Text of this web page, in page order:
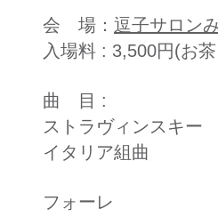
会 場： 逗子サロン
入場料 : 3,500円(お
曲 目 :
ストラヴィンスキー
イタリア組曲
フォーレ